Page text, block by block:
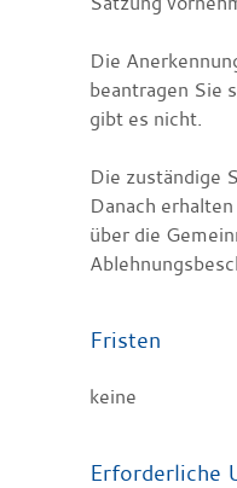
Die
beantragen Sie
gibt es nicht.
Die zuständige
Danach
über die
Fristen
keine
Erforderliche